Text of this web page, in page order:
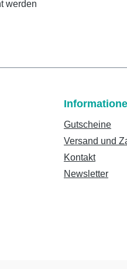
werden
Gutscheine
Versand und
Kontakt
Newsletter